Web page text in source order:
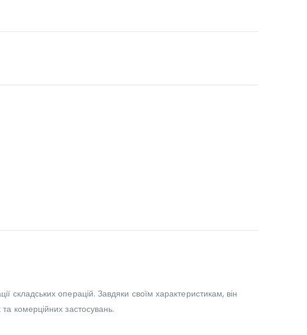
операцій. Завдяки своїм характеристикам, він
комерційних застосувань.